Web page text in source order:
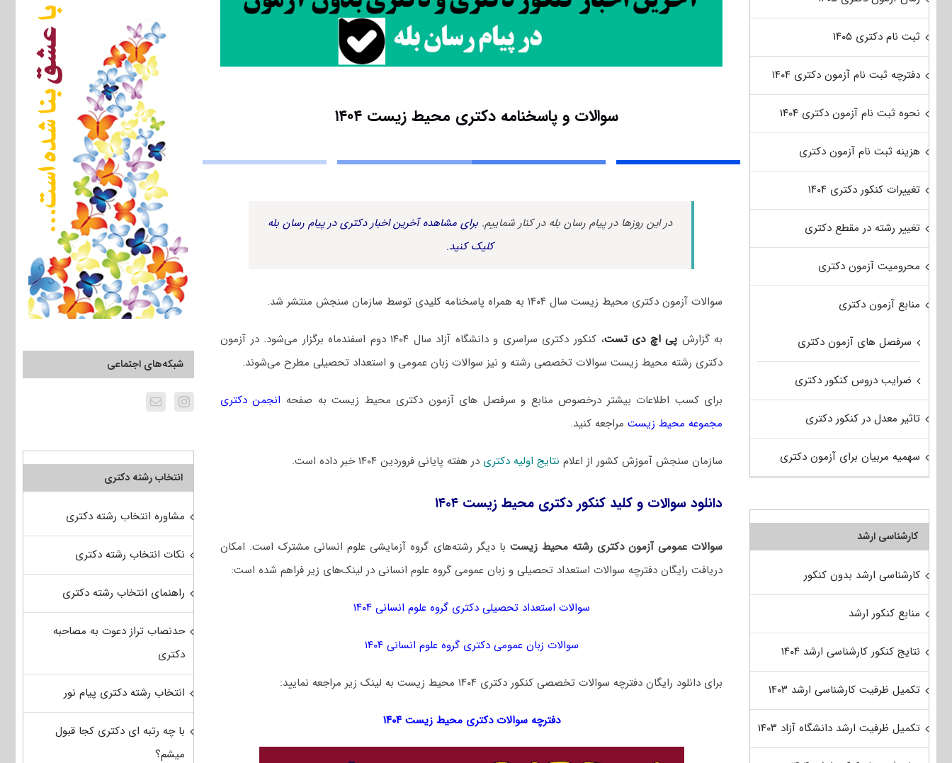
سوالات و پاسخنامه دکتری محیط زیست ۱۴۰۴
در این روزها در پیام رسان بله در کنار شماییم. برای مشاهده آخرین اخبار دکتری در پیام رسان بله
کلیک کنید.
سوالات آزمون دکتری محیط زیست سال ۱۴۰۴ به همراه پاسخنامه کلیدی توسط سازمان سنجش منتشر شد.
به گزارش پی اچ دی تست
، کنکور دکتری سراسری و دانشگاه آزاد سال ۱۴۰۴ دوم اسفندماه برگزار می‌شود. در آزمون
دکتری رشته محیط زیست سوالات تخصصی رشته و نیز سوالات زبان عمومی و استعداد تحصیلی مطرح می‌شوند.
برای کسب اطلاعات بیشتر درخصوص منابع و سرفصل های آزمون دکتری محیط زیست به صفحه انجمن دکتری
مجموعه محیط زیستمراجعه کنید.
سازمان سنجش آموزش کشور از اعلام نتایج اولیه دکتری در هفته پایانی فروردین ۱۴۰۴ خبر داده است.
دانلود سوالات و کلید کنکور دکتری محیط زیست ۱۴۰۴
سوالات عمومی آزمون دکتری رشته محیط زیست با دیگر رشته‌های گروه آزمایشی علوم انسانی مشترک است. امکان
دریافت رایگان دفترچه سوالات استعداد تحصیلی و زبان عمومی گروه علوم انسانی در لینک‌های زیر فراهم شده است:
سوالات استعداد تحصیلی دکتری گروه علوم انسانی ۱۴۰۴
سوالات زبان عمومی دکتری گروه علوم انسانی ۱۴۰۴
برای دانلود رایگان دفترچه سوالات تخصصی کنکور دکتری ۱۴۰۴ محیط زیست به لینک زیر مراجعه نمایید:
دفترچه سوالات دکتریمحیط زیست ۱۴۰۴
شبکه‌های اجتماعی
انتخاب رشته دکتری
مشاوره انتخاب رشته دکتری
نکات انتخاب رشته دکتری
راهنمای انتخاب رشته دکتری
حدنصاب تراز دعوت به مصاحبه
دکتری
انتخاب رشته دکتری پیام نور
با چه رتبه ای دکتری کجا قبول
میشم؟
ثبت نام دکتری ۱۴۰۵
دفترچه ثبت نام آزمون دکتری ۱۴۰۴
نحوه ثبت نام آزمون دکتری ۱۴۰۴
هزینه ثبت نام آزمون دکتری
تغییرات کنکور دکتری ۱۴۰۴
تغییر رشته در مقطع دکتری
محرومیت آزمون دکتری
منابع آزمون دکتری
سرفصل های آزمون دکتری
ضرایب دروس کنکور دکتری
تاثیر معدل در کنکور دکتری
سهمیه مربیان برای آزمون دکتری
کارشناسی ارشد
کارشناسی ارشد بدون کنکور
منابع کنکور ارشد
نتایج کنکور کارشناسی ارشد ۱۴۰۴
تکمیل ظرفیت کارشناسی ارشد ۱۴۰۳
تکمیل ظرفیت ارشد دانشگاه آزاد ۱۴۰۳